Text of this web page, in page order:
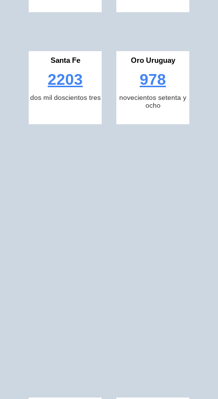
Santa Fe
2203
dos mil doscientos tres
Oro Uruguay
978
novecientos setenta y
ocho